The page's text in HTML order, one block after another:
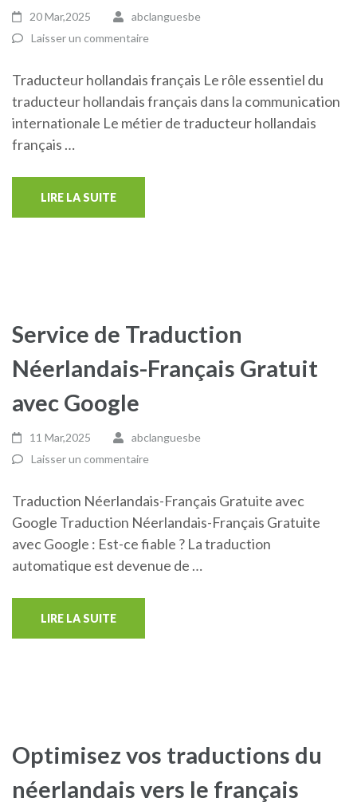
20 Mar,2025
abclanguesbe
Laisser un commentaire
Traducteur hollandais français Le rôle essentiel du
traducteur hollandais français dans la communication
internationale Le métier de traducteur hollandais
français …
LIRE LA SUITE
Service de Traduction
Néerlandais-Français Gratuit
avec Google
11 Mar,2025
abclanguesbe
Laisser un commentaire
Traduction Néerlandais-Français Gratuite avec
Google Traduction Néerlandais-Français Gratuite
avec Google : Est-ce fiable ? La traduction
automatique est devenue de …
LIRE LA SUITE
Optimisez vos traductions du
néerlandais vers le français